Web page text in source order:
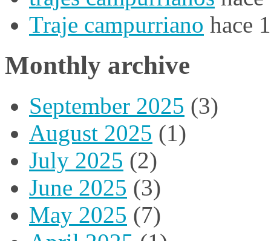
Traje campurriano hace
Monthly archive
September 2025 (3)
August 2025 (1)
July 2025 (2)
June 2025 (3)
May 2025 (7)